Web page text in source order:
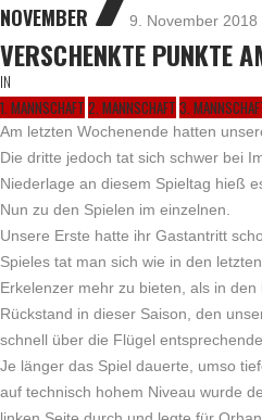
NOVEMBER 9. November 2018
VERSCHENKTE PUNKTE
IN
1. MANNSCHAFT 2. MANNSCHAFT 3.
Am letzten Wochenende hatten
Die dritte jedoch tat sich schwer bei
Niederlage an diesem Spieltag hieß
Nun zu den Spielen im einzelnen.
Unsere Erste hatte ihr Gastantritt
Spieles tat man sich wie in den
Erkelenzer mehr zu bieten, als in
Rückstand in dieser Saison, den
schnell über die Flügel
Je länger das Spiel dauerte, umso
auf technisch hohem Niveau wurde